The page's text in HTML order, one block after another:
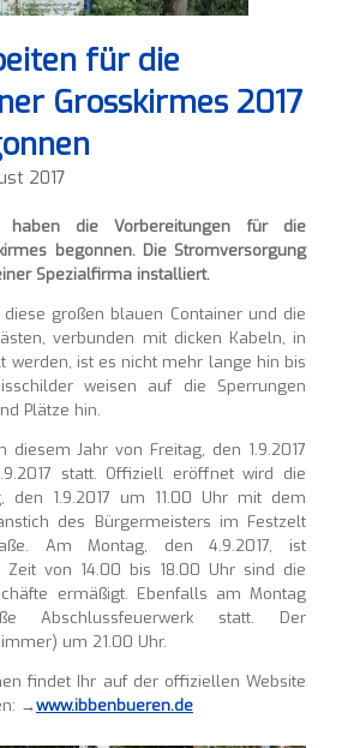
für die
Grosskirmes 2017
2017
haben die Vorbereitungen für die
begonnen. Die Stromversorgung
Spezialfirma installiert.
großen blauen Container und die
verbunden mit dicken Kabeln, in
werden, ist es nicht mehr lange hin bis
weisen auf die Sperrungen
Plätze hin.
diesem Jahr von Freitag, den 1.9.2017
statt. Offiziell eröffnet wird die
den 1.9.2017 um 11.00 Uhr mit dem
des Bürgermeisters im Festzelt
Am Montag, den 4.9.2017, ist
Zeit von 14.00 bis 18.00 Uhr sind die
ermäßigt. Ebenfalls am Montag
Abschlussfeuerwerk statt. Der
um 21.00 Uhr.
findet Ihr auf der offiziellen Website
→www.ibbenbueren.de